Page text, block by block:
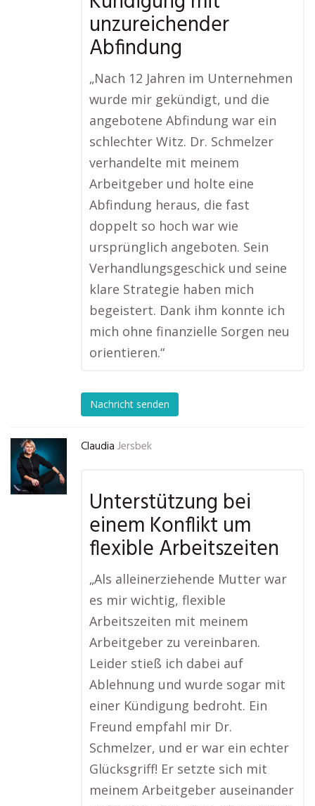
unzureichender
Abfindung
„Nach 12 Jahren im Unternehmen
wurde mir gekündigt, und die
angebotene Abfindung war ein
schlechter Witz. Dr. Schmelzer
verhandelte mit meinem
Arbeitgeber und holte eine
Abfindung heraus, die fast
doppelt so hoch war wie
ursprünglich angeboten. Sein
Verhandlungsgeschick und seine
klare Strategie haben mich
begeistert. Dank ihm konnte ich
mich ohne finanzielle Sorgen neu
orientieren.“
Nachricht senden
Claudia Jersbek
Unterstützung bei
einem Konflikt um
flexible Arbeitszeiten
„Als alleinerziehende Mutter war
es mir wichtig, flexible
Arbeitszeiten mit meinem
Arbeitgeber zu vereinbaren.
Leider stieß ich dabei auf
Ablehnung und wurde sogar mit
einer Kündigung bedroht. Ein
Freund empfahl mir Dr.
Schmelzer, und er war ein echter
Glücksgriff! Er setzte sich mit
meinem Arbeitgeber auseinander